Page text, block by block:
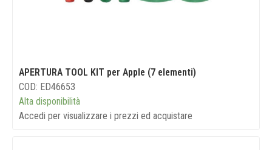
APERTURA TOOL KIT per Apple (7 elementi)
COD: ED46653
Alta disponibilità
Accedi per visualizzare i prezzi ed acquistare